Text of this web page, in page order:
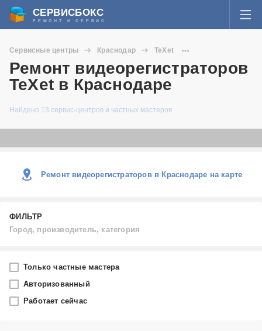
СЕРВИСБОКС
РЕМОНТ И СЕРВИС
Я забыл пароль
Регистрация
СЕРВИСЫ И МАСТЕРА
ЗАДАТЬ ВОПРОС МАСТЕРАМ
Сервисные центры Краснодар
TeXet
Видеорегистраторы
Ремонт видеорегистраторов
TeXet в Краснодаре
Найдено 13 сервис-центров и частных мастеров
Ремонт видеорегистраторов в Краснодаре на карте
ФИЛЬТР
Город, производитель, категория
Краснодар
Производитель
Только частные мастера
Авторизованный
Работает сейчас